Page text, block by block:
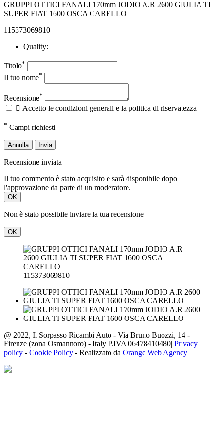
GRUPPI OTTICI FANALI 170mm JODIO A.R 2600 GIULIA TI
SUPER FIAT 1600 OSCA CARELLO
115373069810
Quality:
Titolo*
Il tuo nome*
Recensione*
 Accetto le condizioni generali e la politica di riservatezza
* Campi richiesti
Annulla Invia
Recensione inviata
Il tuo commento è stato acquisito e sarà disponibile dopo
l'approvazione da parte di un moderatore.
OK
Non è stato possibile inviare la tua recensione
OK
115373069810
@ 2022, Il Sorpasso Ricambi Auto - Via Bruno Buozzi, 14 -
Firenze (zona Osmannoro) - Italy P.IVA 06478410480| Privacy
policy - Cookie Policy - Realizzato da Orange Web Agency